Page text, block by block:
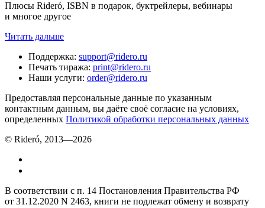
Плюсы Rideró, ISBN в подарок, буктрейлеры, вебинары
и многое другое
Читать дальше
Поддержка: support@ridero.ru
Печать тиража: print@ridero.ru
Наши услуги: order@ridero.ru
Предоставляя персональные данные по указанным
контактным данным, вы даёте своё согласие на условиях,
определенных Политикой обработки персональных данных
© Rideró, 2013—2026
В соответствии с п. 14 Постановления Правительства РФ
от 31.12.2020 N 2463, книги не подлежат обмену и возврату